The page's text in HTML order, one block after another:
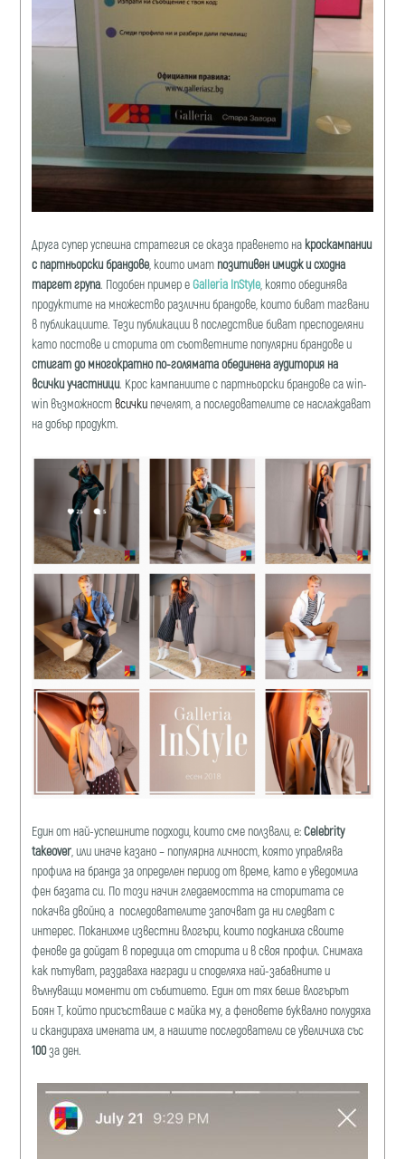
Друга супер успешна стратегия се оказа правенето на кроскампании
с партньорски брандове, които имат позитивен имидж и сходна
таргет група. Подобен пример еGalleria InStyle , която обединява
продуктите на множество различни брандове, които биват тагвани
в публикациите. Тези публикации в последствие биват пресподеляни
като постове и сторита от съответните популярни брандове и
стигат до многократно по-голямата обединена аудитория на
всички участници. Крос кампаниите с партньорски брандове са win-
win възможност всички печелят, а последователите се наслаждават
на добър продукт.
Един от най-успешните подходи, които сме ползвали, е:Celebrity
takeover , или иначе казано – популярна личност, която управлява
профила на бранда за определен период от време, като е уведомила
фен базата си. По този начин гледаемостта на сторитата се
покачва двойно, а последователите започват да ни следват с
интерес. Поканихме известни влогъри, които подканиха своите
фенове да дойдат в поредица от сторита и в своя профил. Снимаха
как пътуват, раздаваха награди и споделяха най-забавните и
вълнуващи моменти от събитието. Един от тях беше влогърът
Боян Т, който присъстваше с майка му, а феновете буквално полудяха
и скандираха имената им, а нашите последователи се увеличиха със
100за ден.